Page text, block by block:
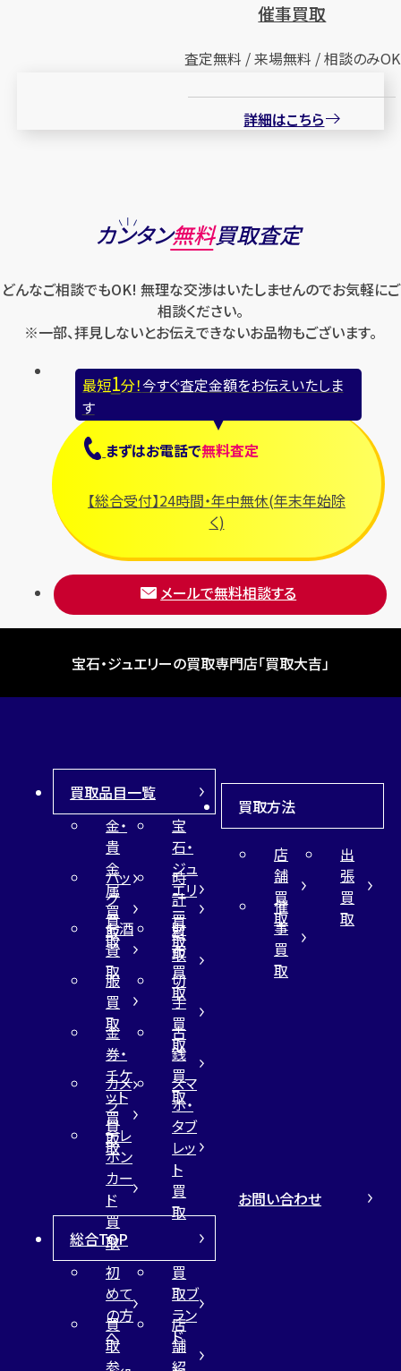
催事買取
査定無料 / 来場無料 / 相談のみOK
詳細はこちら
カンタン無料買取査定
どんなご相談でもOK! 無理な交渉はいたしませんのでお気軽にご
相談ください。
※一部、拝見しないとお伝えできないお品物もございます。
最短1分！今すぐ査定金額をお伝えいたしま
す
まずはお電話で無料査定
【総合受付】24時間・年中無休(年末年始除
く)
メールで無料相談する
宝石・ジュエリーの買取専門店「買取大吉」
買取品目一覧
金・
貴
金
属
買
取
宝
石・
ジュ
エリ
ー
買
取
バッ
グ
買
取
時
計
買
取
お酒
買
取
財
布
買
取
服
買
取
切
手
買
取
金
券・
チケ
ット
買
取
古
銭
買
取
カメ
ラ
買
取
スマ
ホ・
タブ
レッ
ト
買
取
テレ
ホン
カー
ド
買
取
買取方法
店
舗
買
取
出
張
買
取
催
事
買
取
総合TOP
初
めて
の方
へ
買
取ブ
ラン
ド
買
取
参
店
舗
紹
お問い合わせ